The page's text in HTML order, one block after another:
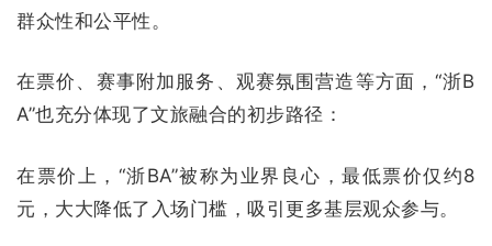
群众性和公平性。
在票价、赛事附加服务、观赛氛围营造等方面，“浙B
A”也充分体现了文旅融合的初步路径：
在票价上，“浙BA”被称为业界良心，最低票价仅约8
元，大大降低了入场门槛，吸引更多基层观众参与。